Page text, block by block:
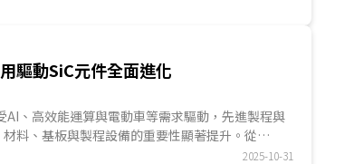
驅動SiC元件全面進化
AI、高效能運算與電動車等需求驅動，先進製程與
料、基板與製程設備的重要性顯著提升。從
示內容可觀察到，日本半導體產業專注在先進製
2025-10-31